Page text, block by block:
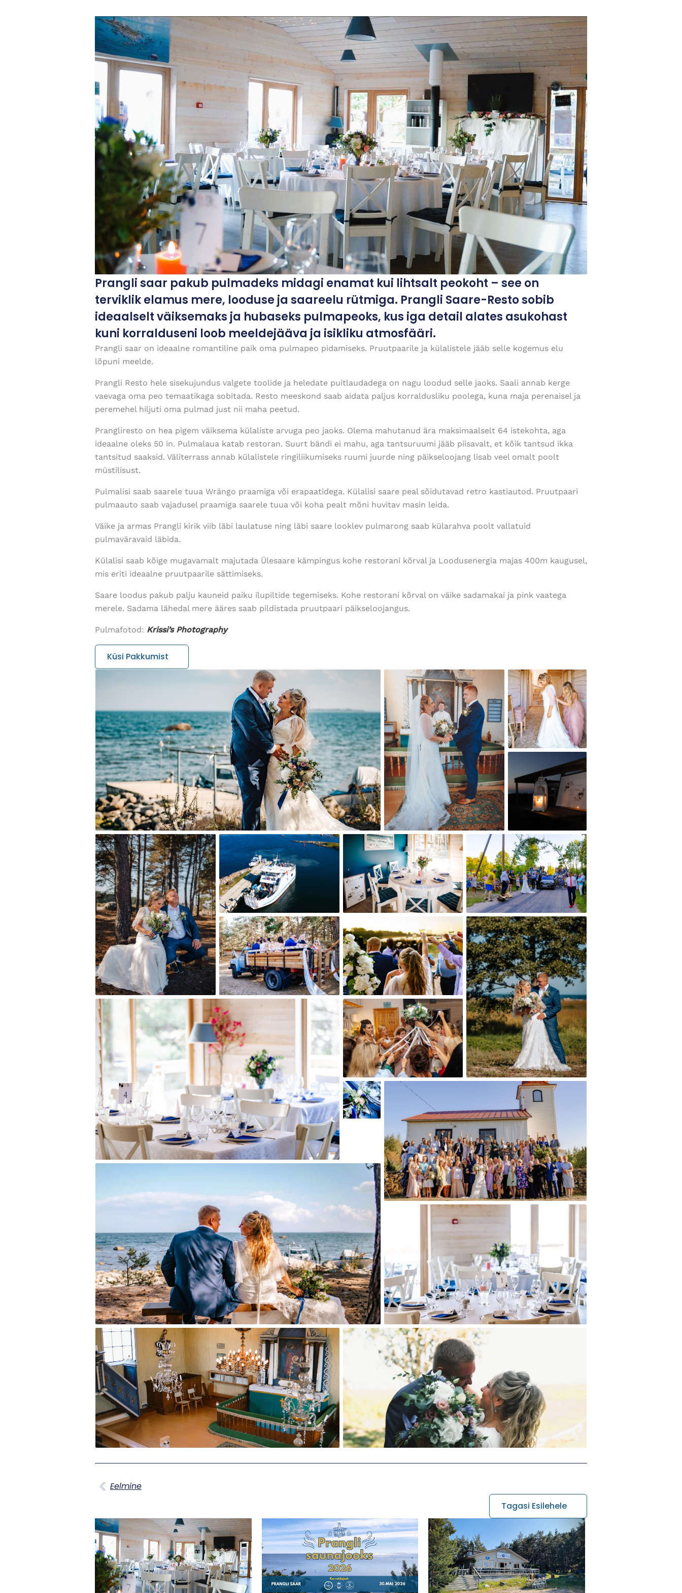
Prangli saar pakub pulmadeks midagi enamat kui lihtsalt peokoht – see on
terviklik elamus mere, looduse ja saareelu rütmiga. Prangli Saare-Resto sobib
ideaalselt väiksemaks ja hubaseks pulmapeoks, kus iga detail alates asukohast
kuni korralduseni loob meeldejääva ja isikliku atmosfääri.
Prangli saar on ideaalne romantiline paik oma pulmapeo pidamiseks. Pruutpaarile ja külalistele jääb selle kogemus elu
lõpuni meelde.
Prangli Resto hele sisekujundus valgete toolide ja heledate puitlaudadega on nagu loodud selle jaoks. Saali annab kerge
vaevaga oma peo temaatikaga sobitada. Resto meeskond saab aidata paljus korraldusliku poolega, kuna maja perenaisel ja
peremehel hiljuti oma pulmad just nii maha peetud.
Prangliresto on hea pigem väiksema külaliste arvuga peo jaoks. Olema mahutanud ära maksimaalselt 64 istekohta, aga
ideaalne oleks 50 in. Pulmalaua katab restoran. Suurt bändi ei mahu, aga tantsuruumi jääb piisavalt, et kõik tantsud ikka
tantsitud saaksid. Väliterrass annab külalistele ringiliikumiseks ruumi juurde ning päikseloojang lisab veel omalt poolt
müstilisust.
Pulmalisi saab saarele tuua Wrängo praamiga või erapaatidega. Külalisi saare peal sõidutavad retro kastiautod. Pruutpaari
pulmaauto saab vajadusel praamiga saarele tuua või koha pealt mõni huvitav masin leida.
Väike ja armas Prangli kirik viib läbi laulatuse ning läbi saare looklev pulmarong saab külarahva poolt vallatuid
pulmaväravaid läbida.
Külalisi saab kõige mugavamalt majutada Ülesaare kämpingus kohe restorani kõrval ja Loodusenergia majas 400m kaugusel,
mis eriti ideaalne pruutpaarile sättimiseks.
Saare loodus pakub palju kauneid paiku ilupiltide tegemiseks. Kohe restorani kõrval on väike sadamakai ja pink vaatega
merele. Sadama lähedal mere ääres saab pildistada pruutpaari päikseloojangus.
Pulmafotod: Krissi’s Photography
Küsi Pakkumist
Eelmine
Tagasi Esilehele